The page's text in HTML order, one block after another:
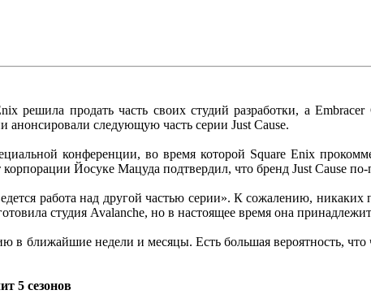
решила продать часть своих студий разработки, а
следующую часть серии Just Cause.
конференции, во время которой Square Enix
Йосуке Мацуда подтвердил, что бренд Just Cause
работа над другой частью серии». К сожалению, никаких
студия Avalanche, но в настоящее время она
ближайшие недели и месяцы. Есть большая вероятность, что
5 сезонов